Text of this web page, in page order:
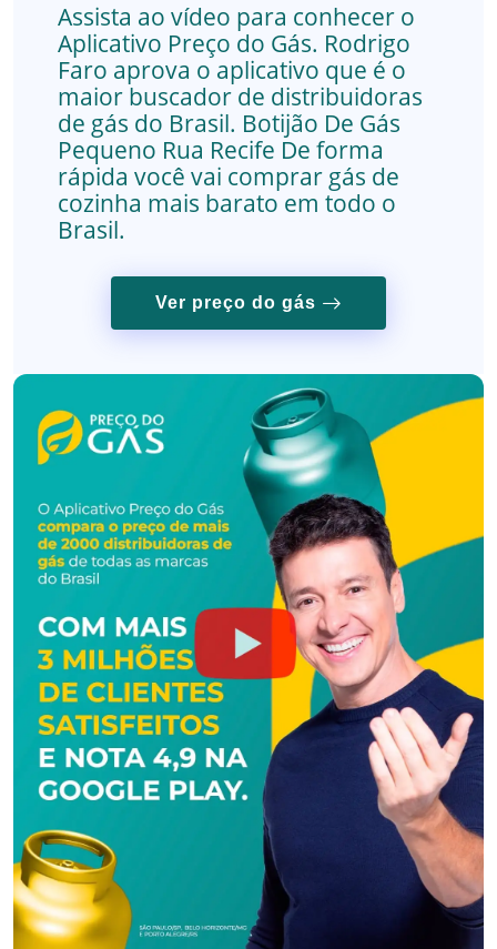
Assista ao vídeo para conhecer o
Aplicativo Preço do Gás. Rodrigo
Faro aprova o aplicativo que é o
maior buscador de distribuidoras
de gás do Brasil. Botijão De Gás
Pequeno Rua Recife De forma
rápida você vai comprar gás de
cozinha mais barato em todo o
Brasil.
Ver preço do gás